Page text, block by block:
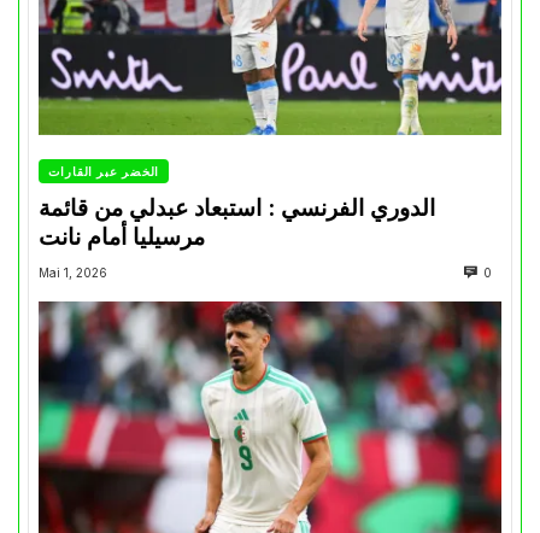
الخضر عبر القارات
الدوري الفرنسي : استبعاد عبدلي من قائمة
مرسيليا أمام نانت
Mai 1, 2026 0